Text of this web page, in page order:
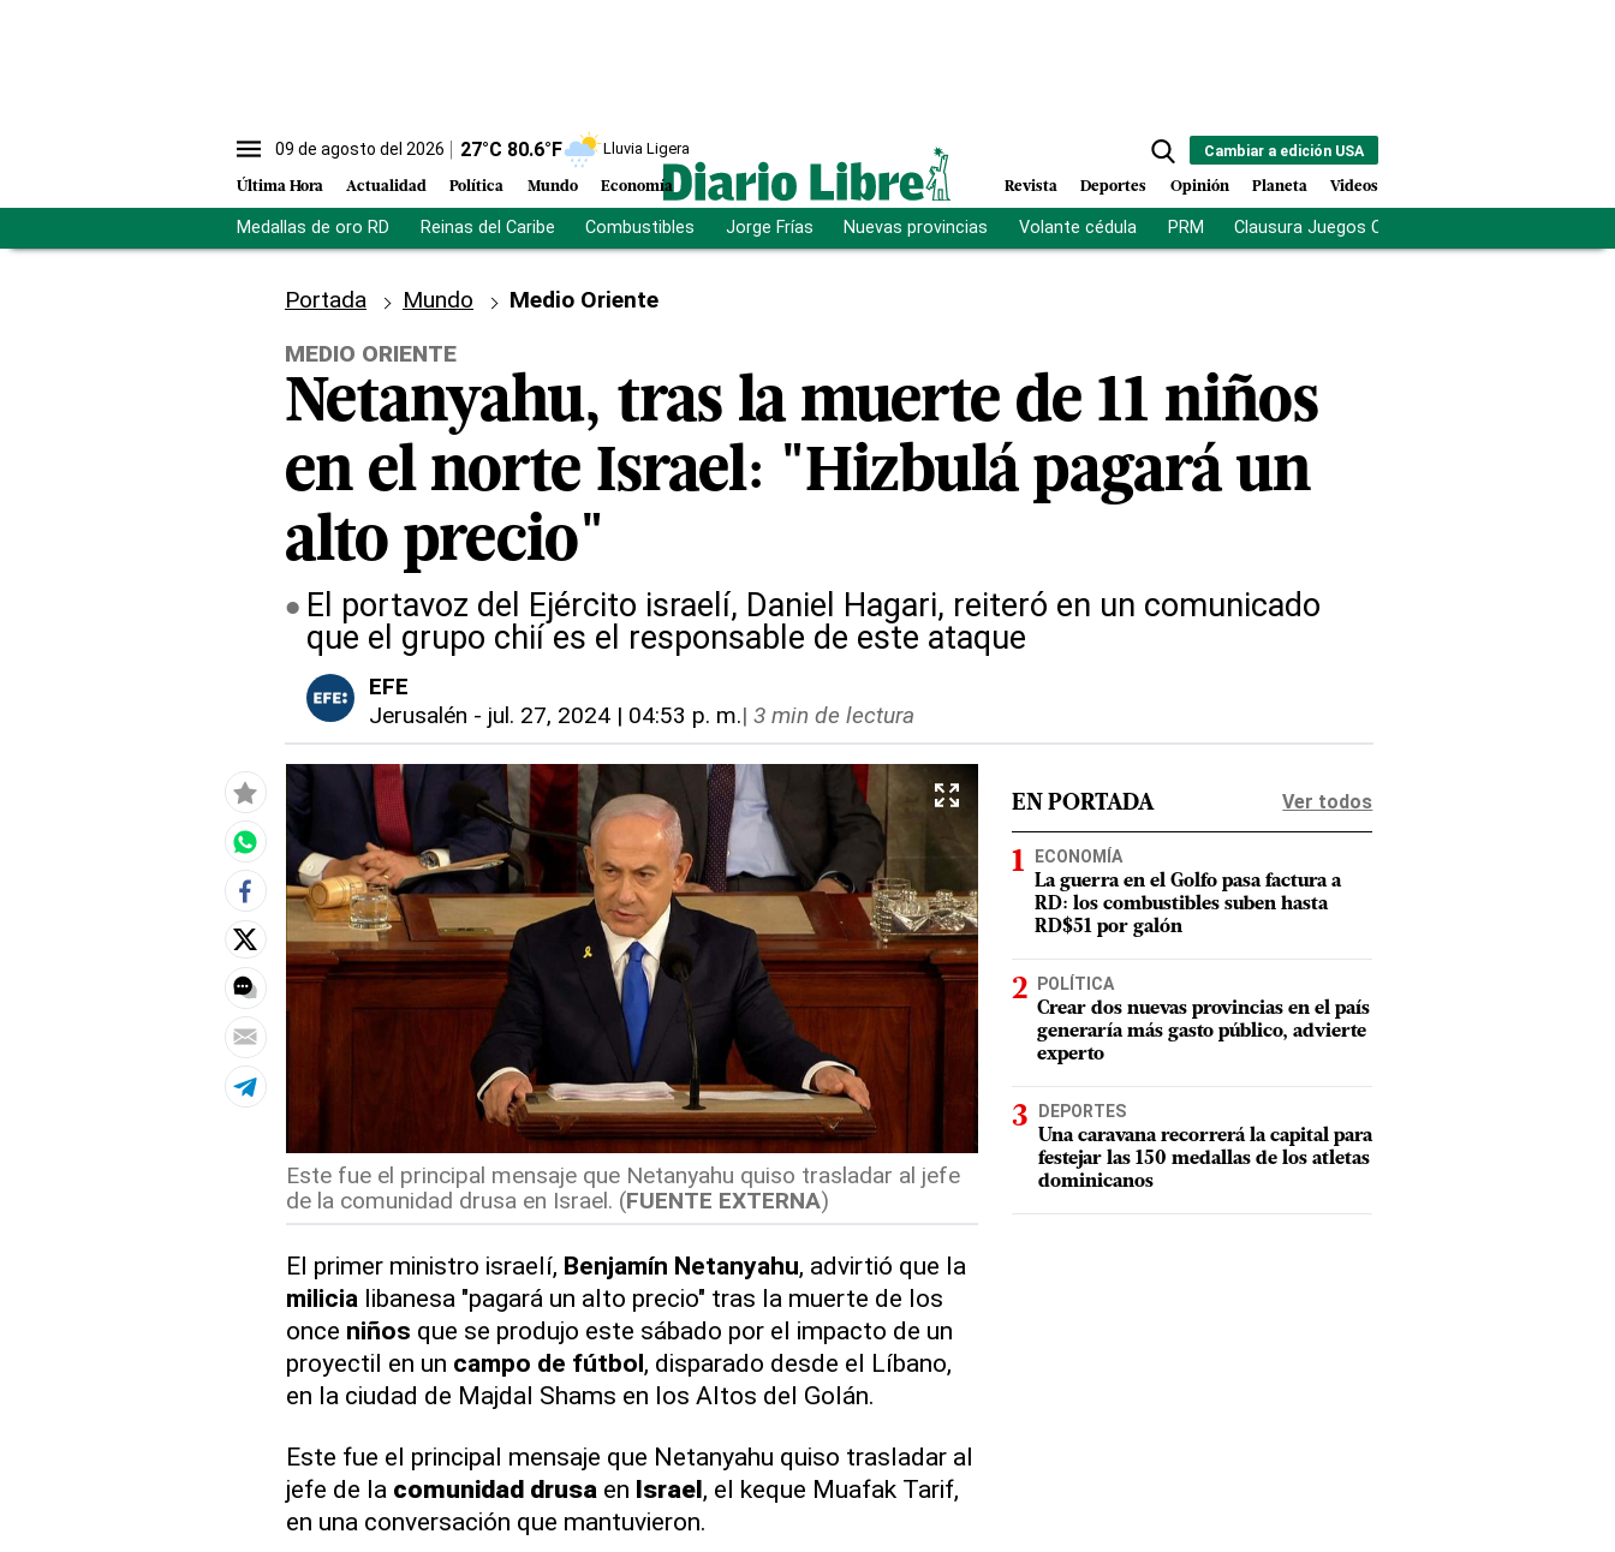
09 de agosto del 2026 27°C 80.6°F Lluvia Ligera
Última Hora Actualidad Política Mundo Economía
Cambiar a edición USA
Revista Deportes Opinión Planeta Videos
Medallas de oro RD Reinas del Caribe Combustibles Jorge Frías Nuevas provincias Volante cédula PRM Clausura Juegos Centroamericanos
Portada Mundo
Medio Oriente
MEDIO ORIENTE
Netanyahu, tras la muerte de 11 niños
en el norte Israel: "Hizbulá pagará un
alto precio"
El portavoz del Ejército israelí, Daniel Hagari, reiteró en un comunicado
que el grupo chií es el responsable de este ataque
EFE
Jerusalén - jul. 27, 2024 | 04:53 p. m.| 3 min de lectura
Este fue el principal mensaje que Netanyahu quiso trasladar al jefe
de la comunidad drusa en Israel. (FUENTE EXTERNA)
El primer ministro israelí, Benjamín Netanyahu, advirtió que la
milicia libanesa "pagará un alto precio" tras la muerte de los
once niños que se produjo este sábado por el impacto de un
proyectil en un campo de fútbol, disparado desde el Líbano,
en la ciudad de Majdal Shams en los Altos del Golán.
Este fue el principal mensaje que Netanyahu quiso trasladar al
jefe de la comunidad drusa en Israel, el keque Muafak Tarif,
en una conversación que mantuvieron.
EN PORTADA Ver todos
ECONOMÍA
La guerra en el Golfo pasa factura a
RD: los combustibles suben hasta
RD$51 por galón
POLÍTICA
Crear dos nuevas provincias en el país
generaría más gasto público, advierte
experto
DEPORTES
Una caravana recorrerá la capital para
festejar las 150 medallas de los atletas
dominicanos